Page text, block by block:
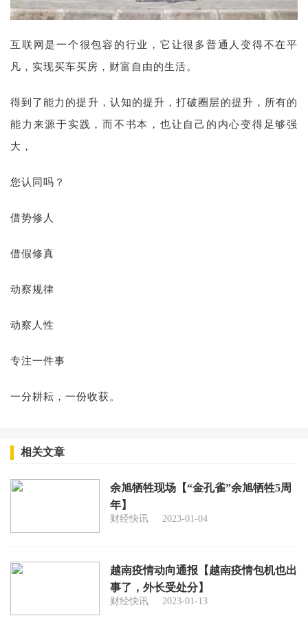
互联网是一个很包容的行业，它让很多普通人变得不在平
凡，实现买车买房，财富自由的生活。
得到了能力的提升，认知的提升，打破圈层的提升，所有的
能力来源于实践，而不书本，也让自己的内心变得足够强
大，
您认同吗？
借势修人
借假修真
动察规律
动察人性
专注一件事
一分耕耘，一份收获。
相关文章
余旭牺牲现场【“金孔雀”余旭牺牲5周
年】
财经快讯 2023-01-04
越南疫情动向通报【越南疫情包机也出
事了，外长受处分】
财经快讯 2023-01-13